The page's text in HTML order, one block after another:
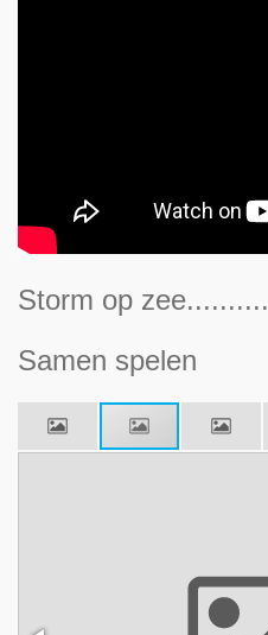
Storm op zee..........
Samen spelen